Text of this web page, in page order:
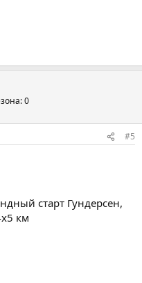
0
#5
старт Гундерсен,
км